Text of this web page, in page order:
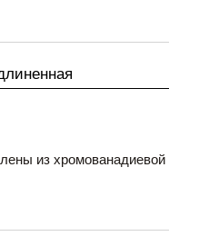
из хромованадиевой